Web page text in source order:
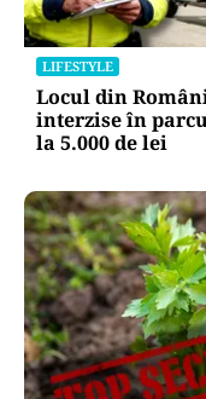
LIFESTYLE
Locul din
interzise în
la 5.000 de lei